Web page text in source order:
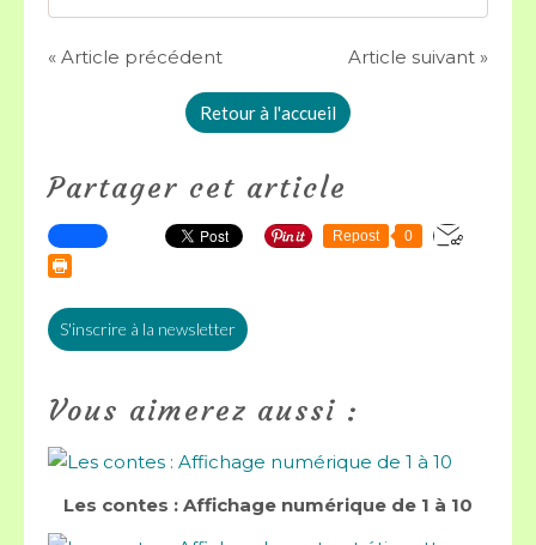
« Article précédent Article suivant »
Retour à l'accueil
Partager cet article
Repost 0
S'inscrire à la newsletter
Vous aimerez aussi :
Les contes : Affichage numérique de 1 à 10